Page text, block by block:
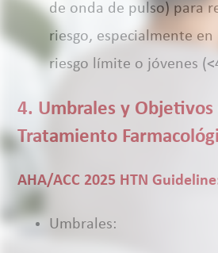
de onda de pulso) para
riesgo, especialmente en
riesgo límite o jóvenes
4. Umbrales y Objetivos
Tratamiento
AHA/ACC 2025 HTN
Umbrales: